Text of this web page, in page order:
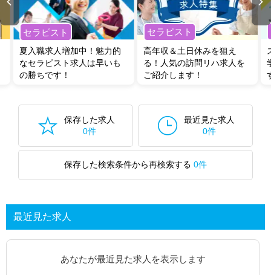
セラピスト
夏入職求人増加中！魅力的
なセラピスト求人は早いも
の勝ちです！
セラピスト
高年収＆土日休みを狙え
る！人気の訪問リハ求人を
ご紹介します！
保存した求人
0件
最近見た求人
0件
保存した検索条件から再検索する 0件
最近見た求人
あなたが最近見た求人を表示します